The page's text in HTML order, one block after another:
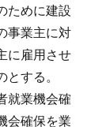
ために建設
事業主に対
に雇用させ
する。
就業機会確
会確保を業